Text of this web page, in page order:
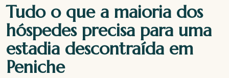
Tudo o que a maioria dos
hóspedes precisa para uma
estadia descontraída em
Peniche